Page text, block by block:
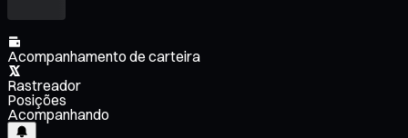
Acompanhamento de carteira
Rastreador
Posições
Acompanhando